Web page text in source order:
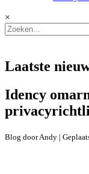
×
Laatste
Idency
Blog door Andy |